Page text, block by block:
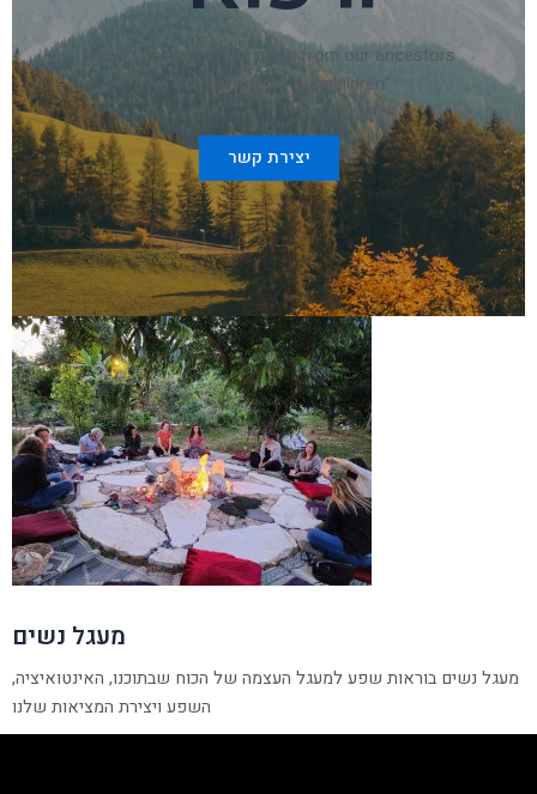
we do not inherit the earth from our ancestors"
"we borrow it from our children
יצירת קשר
מעגל נשים
מעגל נשים בוראות שפע למעגל העצמה של הכוח שבתוכנו, האינטואיציה,
השפע ויצירת המציאות שלנו